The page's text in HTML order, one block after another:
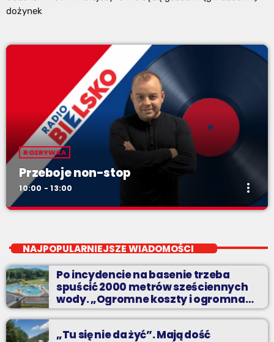
dożynek
ROZRYWKA
Przeboje non-stop
10:00 - 13:00 more_vert
Najlepsze pasmo towarzyszące na Podbeskidziu! Konkursy,
akcje radiowe, rozmowy i oczywiście - starannie
wyselekcjonowane przeboje non-stop!
NAJPOPULARNIEJSZE WIADOMOŚCI
Po incydencie na basenie trzeba
spuścić 2000 metrów sześciennych
wody. „Ogromne koszty i ogromna
praca”
„Tu się nie da żyć”. Mają dość